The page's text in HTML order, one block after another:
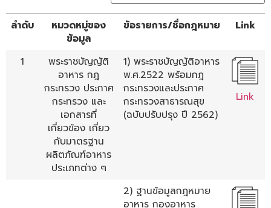
ลำดับ
หมวดหมู่ของ
ข้อมูล
ข้อรายการ/ชื่อกฎหมาย Link
1
พระราชบัญญัติ
อาหาร กฎ
กระทรวง ประกาศ
กระทรวง และ
เอกสารที่
เกี่ยวข้อง เกี่ยว
กับมาตรฐาน
ผลิตภัณฑ์อาหาร
ประเภทต่าง ๆ
1) พระราชบัญญัติอาหาร
พ.ศ.2522 พร้อมกฎ
กระทรวงและประกาศ
กระทรวงสาธารณสุข
(ฉบับปรับปรุง ปี 2562)
Link
2) ฐานข้อมูลกฎหมาย
อาหาร กองอาหาร